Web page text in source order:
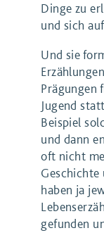
Dinge zu
und sich
Und sie
Prägungen
Jugend
Beispiel
und dann
oft nicht
haben ja
gefunden